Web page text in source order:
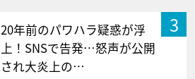
3
20年前のパワハラ疑惑が浮
上！SNSで告発…怒声が公開
され大炎上の…